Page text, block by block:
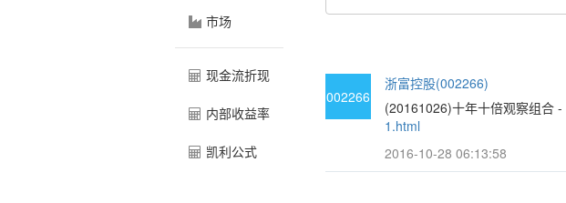
市场
现金流折现
内部收益率
凯利公式
002266
浙富控股(002266)
(20161026)十年十倍观察组合 -
1.html
2016-10-28 06:13:58